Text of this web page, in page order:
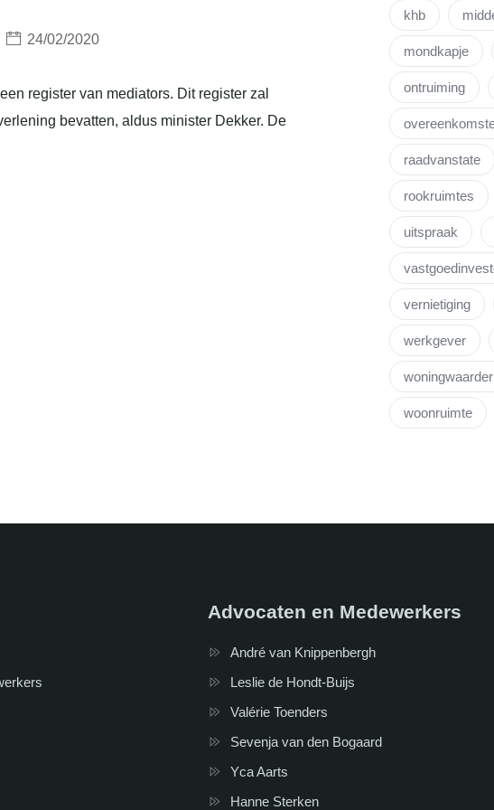
24/02/2020
register van mediators. Dit register zal
bevatten, aldus minister Dekker. De
khb
mondkapje
ontruiming
raadvanstate
rookruimtes
uitspraak
vernietiging
werkgever
woonruimte
Advocaten en Medewerkers
André van Knippenbergh
Leslie de Hondt-Buijs
Valérie Toenders
Sevenja van den Bogaard
Yca Aarts
Hanne Sterken